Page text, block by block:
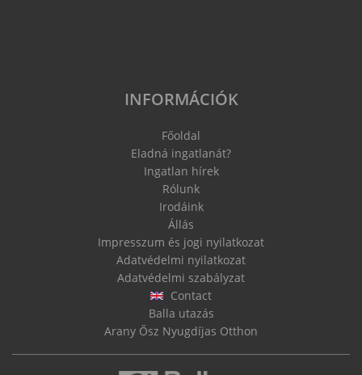
INFORMÁCIÓK
Főoldal
Eladná ingatlanát?
Ingatlan hírek
Rólunk
Irodáink
Állás
Impresszum és jogi nyilatkozat
Adatvédelmi nyilatkozat
Adatvédelmi szabályzat
Contact
Balla utazás
Arany Ősz Nyugdíjas Otthon